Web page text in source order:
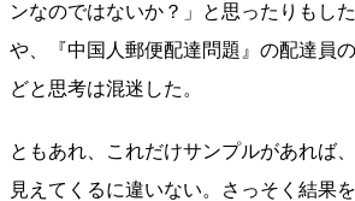
ンなのではないか？」と思ったりもし
や、『中国人郵便配達問題』の配達員
どと思考は混迷した。
ともあれ、これだけサンプルがあれば
見えてくるに違いない。さっそく結果